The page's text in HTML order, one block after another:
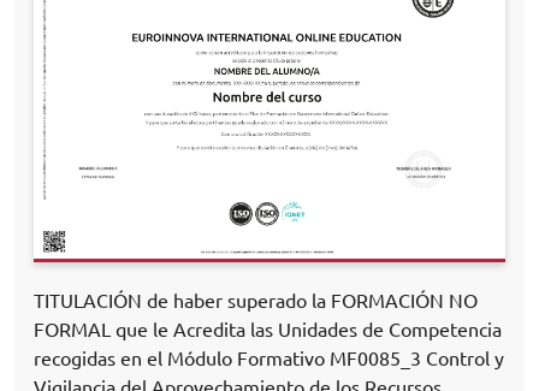
TITULACIÓN de haber superado la FORMACIÓN NO
FORMAL que le Acredita las Unidades de Competencia
recogidas en el Módulo Formativo MF0085_3 Control y